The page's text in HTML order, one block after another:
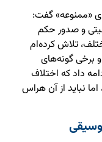
«ممنوعه» گفت:
و صدور حکم
تلاش کرده‌ام
برخی گونه‌های
داد که اختلاف
نباید از آن هراس